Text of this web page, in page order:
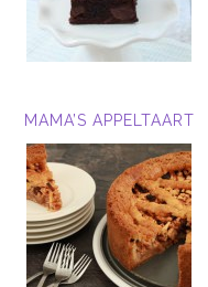
MAMA’S APPELTAART